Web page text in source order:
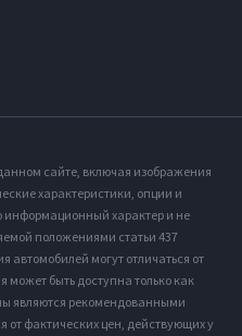
сайте, включая изображения
характеристики, опции и
информационный характер и не
положениями статьи 437
автомобилей могут отличаться от
может быть доступна только как
являются рекомендованными
от фактических цен, действующих у